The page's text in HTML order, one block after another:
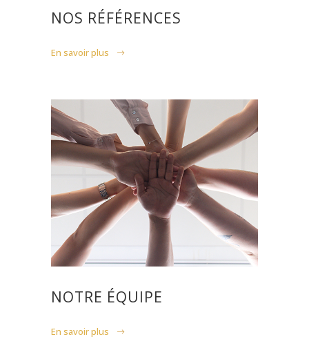
NOS RÉFÉRENCES
En savoir plus
NOTRE ÉQUIPE
En savoir plus